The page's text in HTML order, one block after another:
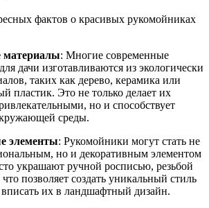
фактов о красивых рукомойниках
материалы: Многие современные
дачи изготавливаются из экологически
таких как дерево, керамика или
пластик. Это не только делает их
но и способствует
среды.
элементы: Рукомойники могут стать не
но и декоративным элементом
украшают ручной росписью, резьбой
позволяет создать уникальный стиль
их в ландшафтный дизайн.